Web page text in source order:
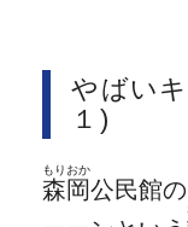
やばい
１)
森岡
もりおか
公民館